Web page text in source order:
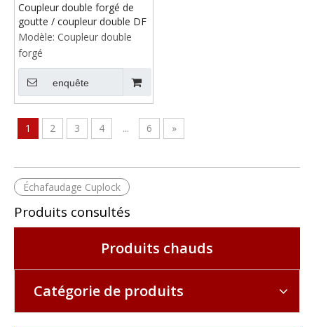
Coupleur double forgé de
goutte / coupleur double DF
Modèle: Coupleur double
forgé
enquête
1 2 3 4 ... 6 »
Échafaudage Cuplock
Produits consultés
Produits chauds
Catégorie de produits